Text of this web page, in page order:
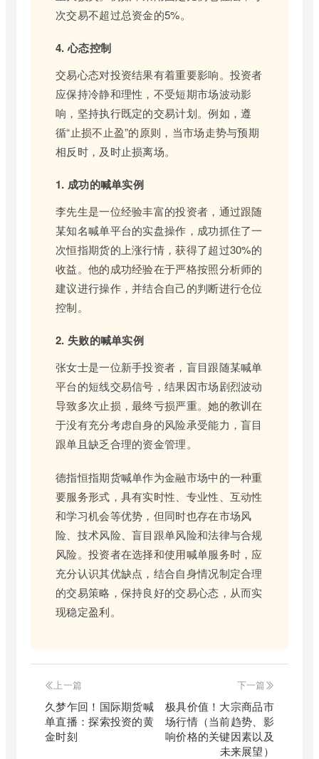
次交易不超过总资金的5%。
4. 心态控制
交易心态对投资结果有着重要影响。投资者
应保持冷静和理性，不受短期市场波动影
响，坚持执行既定的交易计划。例如，遵
循“止损不止盈”的原则，当市场走势与预期
相反时，及时止损离场。
1. 成功的喊单实例
李先生是一位经验丰富的投资者，通过跟随
某知名喊单平台的实盘操作，成功抓住了一
次恒指期货的上涨行情，获得了超过30%的
收益。他的成功经验在于严格按照分析师的
建议进行操作，并结合自己的判断进行仓位
控制。
2. 失败的喊单实例
张女士是一位新手投资者，盲目跟随某喊单
平台的短线交易信号，结果因市场剧烈波动
导致多次止损，最终亏损严重。她的教训在
于没有充分考虑自身的风险承受能力，盲目
跟单且缺乏合理的资金管理。
德指恒指期货喊单作为金融市场中的一种重
要服务形式，具有实时性、专业性、互动性
和学习机会等优势，但同时也存在市场风
险、技术风险、盲目跟单风险和法律与合规
风险。投资者在选择和使用喊单服务时，应
充分认识其优缺点，结合自身情况制定合理
的交易策略，保持良好的交易心态，从而实
现稳定盈利。
上一篇
久梦乍回！国际期货喊
单直播：探索投资的黄
金时刻
下一篇
极具价值！大宗商品市
场行情（当前趋势、影
响价格的关键因素以及
未来展望）